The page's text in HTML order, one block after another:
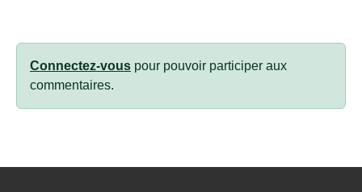
Connectez-vous pour pouvoir participer aux
commentaires.